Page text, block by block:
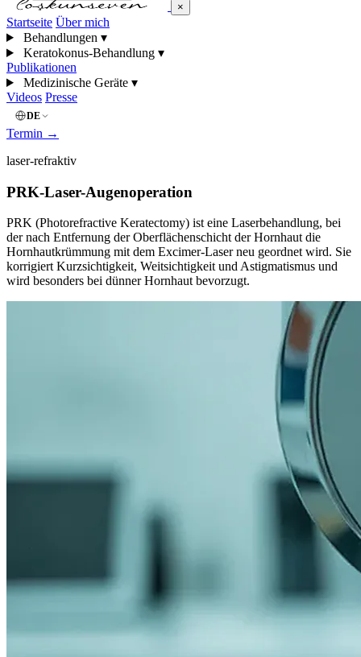
×
Startseite Über mich
Behandlungen ▾
Keratokonus-Behandlung ▾
Publikationen
Medizinische Geräte ▾
Videos Presse
DE
Termin →
laser-refraktiv
PRK-Laser-Augenoperation
PRK (Photorefractive Keratectomy) ist eine Laserbehandlung, bei
der nach Entfernung der Oberflächenschicht der Hornhaut die
Hornhautkrümmung mit dem Excimer-Laser neu geordnet wird. Sie
korrigiert Kurzsichtigkeit, Weitsichtigkeit und Astigmatismus und
wird besonders bei dünner Hornhaut bevorzugt.